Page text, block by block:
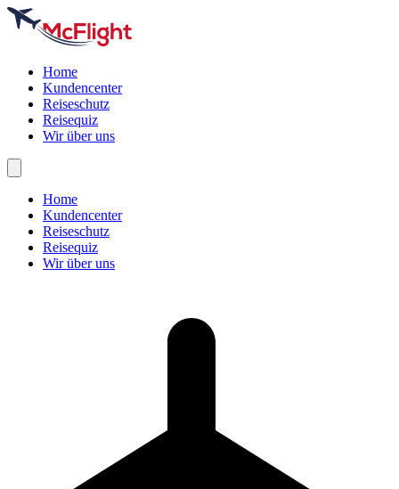
Home
Kundencenter
Reiseschutz
Reisequiz
Wir über uns
Home
Kundencenter
Reiseschutz
Reisequiz
Wir über uns